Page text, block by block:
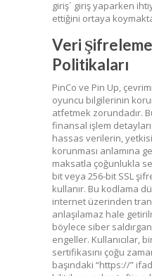
giriş` giriş yaparken
ettiğini ortaya
Veri
Politikaları
PinCo ve Pin Up,
oyuncu bilgilerinin
atfetmek zorundadır.
finansal işlem
hassas verilerin,
korunması anlamına
maksatla çoğunlukla
bit veya 256-bit SSL
kullanır. Bu kodlama
internet üzerinden
anlaşılamaz hale
böylece siber
engeller. Kullanıcılar,
sertifikasını çoğu
başındaki “https://”